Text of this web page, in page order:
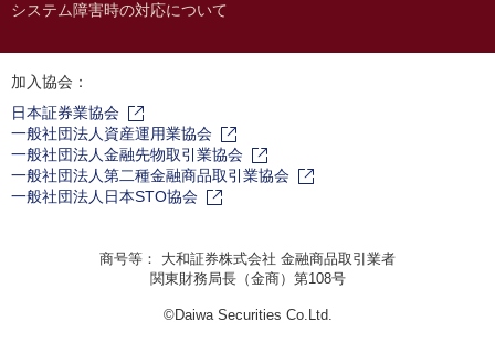
システム障害時の対応について
加入協会：
日本証券業協会
一般社団法人資産運用業協会
一般社団法人金融先物取引業協会
一般社団法人第二種金融商品取引業協会
一般社団法人日本STO協会
商号等： 大和証券株式会社 金融商品取引業者
関東財務局長（金商）第108号
©Daiwa Securities Co.Ltd.